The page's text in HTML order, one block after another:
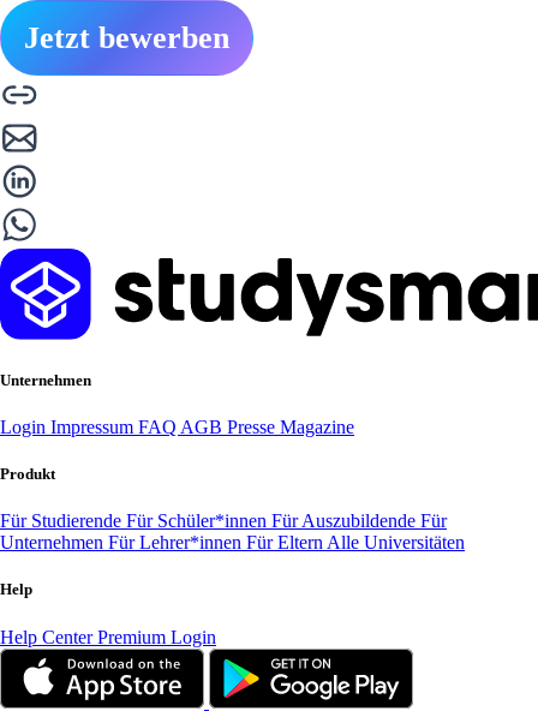
Jetzt bewerben
Unternehmen
Login Impressum FAQ AGB Presse Magazine
Produkt
Für Studierende Für Schüler*innen Für Auszubildende Für
Unternehmen Für Lehrer*innen Für Eltern Alle Universitäten
Help
Help CenterPremium Login